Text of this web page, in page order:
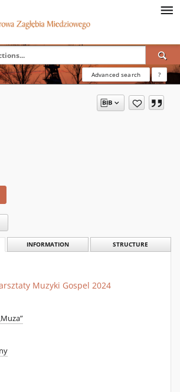
Advanced search ?
INFORMATION STRUCTURE
Muzyki Gospel 2024